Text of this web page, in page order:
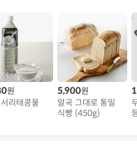
원
리태콩물
5,900원
알곡 그대로 통밀
식빵 (450g)